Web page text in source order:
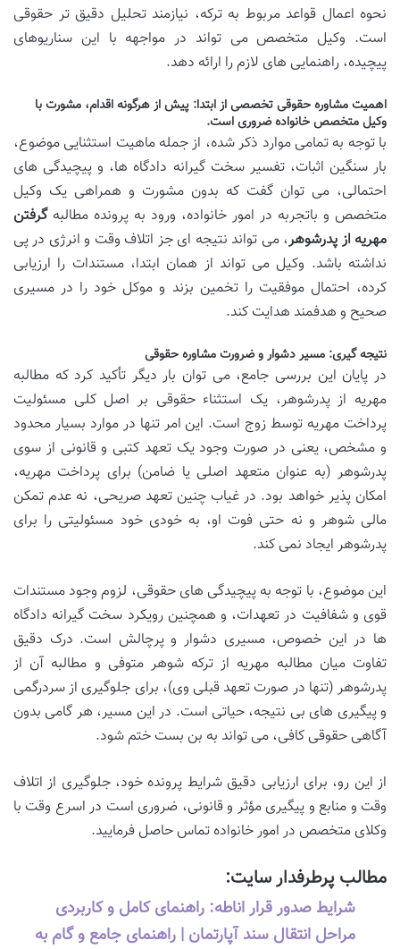
نحوه اعمال قواعد مربوط به ترکه، نیازمند تحلیل دقیق تر حقوقی
است. وکیل متخصص می تواند در مواجهه با این سناریوهای
پیچیده، راهنمایی های لازم را ارائه دهد.
اهمیت مشاوره حقوقی تخصصی از ابتدا: پیش از هرگونه اقدام، مشورت با
وکیل متخصص خانواده ضروری است.
با توجه به تمامی موارد ذکر شده، از جمله ماهیت استثنایی موضوع،
بار سنگین اثبات، تفسیر سخت گیرانه دادگاه ها، و پیچیدگی های
احتمالی، می توان گفت که بدون مشورت و همراهی یک وکیل
متخصص و باتجربه در امور خانواده، ورود به پرونده مطالبهگرفتن
مهریه از پدرشوهر، می تواند نتیجه ای جز اتلاف وقت و انرژی در پی
نداشته باشد. وکیل می تواند از همان ابتدا، مستندات را ارزیابی
کرده، احتمال موفقیت را تخمین بزند و موکل خود را در مسیری
صحیح و هدفمند هدایت کند.
نتیجه گیری: مسیر دشوار و ضرورت مشاوره حقوقی
در پایان این بررسی جامع، می توان بار دیگر تأکید کرد که مطالبه
مهریه از پدرشوهر، یک استثناء حقوقی بر اصل کلی مسئولیت
پرداخت مهریه توسط زوج است. این امر تنها در موارد بسیار محدود
و مشخص، یعنی در صورت وجود یک تعهد کتبی و قانونی از سوی
پدرشوهر (به عنوان متعهد اصلی یا ضامن) برای پرداخت مهریه،
امکان پذیر خواهد بود. در غیاب چنین تعهد صریحی، نه عدم تمکن
مالی شوهر و نه حتی فوت او، به خودی خود مسئولیتی را برای
پدرشوهر ایجاد نمی کند.
این موضوع، با توجه به پیچیدگی های حقوقی، لزوم وجود مستندات
قوی و شفافیت در تعهدات، و همچنین رویکرد سخت گیرانه دادگاه
ها در این خصوص، مسیری دشوار و پرچالش است. درک دقیق
تفاوت میان مطالبه مهریه از ترکه شوهر متوفی و مطالبه آن از
پدرشوهر (تنها در صورت تعهد قبلی وی)، برای جلوگیری از سردرگمی
و پیگیری های بی نتیجه، حیاتی است. در این مسیر، هر گامی بدون
آگاهی حقوقی کافی، می تواند به بن بست ختم شود.
از این رو، برای ارزیابی دقیق شرایط پرونده خود، جلوگیری از اتلاف
وقت و منابع و پیگیری مؤثر و قانونی، ضروری است در اسرع وقت با
وکلای متخصص در امور خانواده تماس حاصل فرمایید.
مطالب پرطرفدار سایت:
شرایط صدور قرار اناطه: راهنمای کامل و کاربردی
مراحل انتقال سند آپارتمان | راهنمای جامع و گام به